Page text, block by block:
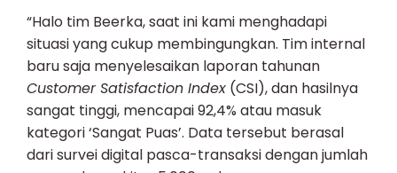
“Halo tim Beerka, saat ini kami menghadapi
situasi yang cukup membingungkan. Tim internal
baru saja menyelesaikan laporan tahunan
Customer Satisfaction Index (CSI), dan hasilnya
sangat tinggi, mencapai 92,4% atau masuk
kategori ‘Sangat Puas’. Data tersebut berasal
dari survei digital pasca-transaksi dengan jumlah